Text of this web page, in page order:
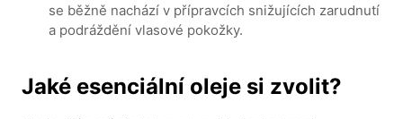
se běžně nachází v přípravcích snižujících zarudnutí
a podráždění vlasové pokožky.
Jaké esenciální oleje si zvolit?